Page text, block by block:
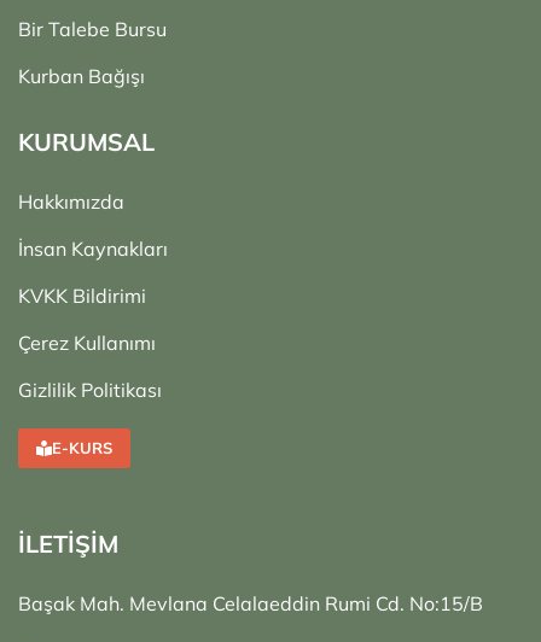
Bir Talebe Bursu
Kurban Bağışı
KURUMSAL
Hakkımızda
İnsan Kaynakları
KVKK Bildirimi
Çerez Kullanımı
Gizlilik Politikası
E-KURS
İLETİŞİM
Başak Mah. Mevlana Celalaeddin Rumi Cd. No:15/B